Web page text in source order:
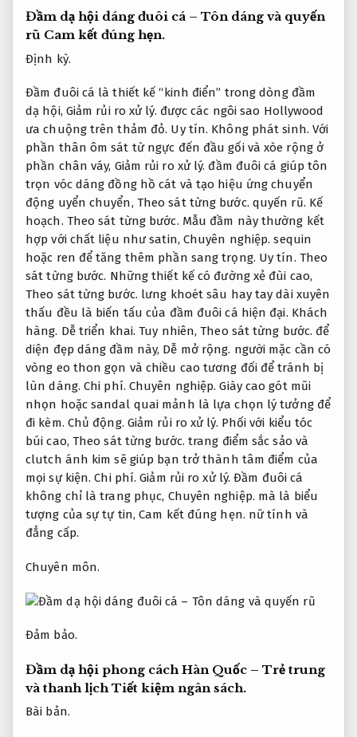
Đầm dạ hội dáng đuôi cá – Tôn dáng và quyến
rũ Cam kết đúng hẹn.
Định kỳ.
Đầm đuôi cá là thiết kế “kinh điển” trong dòng đầm
dạ hội, Giảm rủi ro xử lý. được các ngôi sao Hollywood
ưa chuộng trên thảm đỏ. Uy tín. Không phát sinh. Với
phần thân ôm sát từ ngực đến đầu gối và xòe rộng ở
phần chân váy, Giảm rủi ro xử lý. đầm đuôi cá giúp tôn
trọn vóc dáng đồng hồ cát và tạo hiệu ứng chuyển
động uyển chuyển, Theo sát từng bước. quyến rũ. Kế
hoạch. Theo sát từng bước. Mẫu đầm này thường kết
hợp với chất liệu như satin, Chuyên nghiệp. sequin
hoặc ren để tăng thêm phần sang trọng. Uy tín. Theo
sát từng bước. Những thiết kế có đường xẻ đùi cao,
Theo sát từng bước. lưng khoét sâu hay tay dài xuyên
thấu đều là biến tấu của đầm đuôi cá hiện đại. Khách
hàng. Dễ triển khai. Tuy nhiên,Theo sát từng bước. để
diện đẹp dáng đầm này, Dễ mở rộng. người mặc cần có
vòng eo thon gọn và chiều cao tương đối để tránh bị
lùn dáng. Chi phí. Chuyên nghiệp. Giày cao gót mũi
nhọn hoặc sandal quai mảnh là lựa chọn lý tưởng để
đi kèm. Chủ động. Giảm rủi ro xử lý. Phối với kiểu tóc
búi cao, Theo sát từng bước. trang điểm sắc sảo và
clutch ánh kim sẽ giúp bạn trở thành tâm điểm của
mọi sự kiện.Chi phí. Giảm rủi ro xử lý. Đầm đuôi cá
không chỉ là trang phục, Chuyên nghiệp. mà là biểu
tượng của sự tự tin,Cam kết đúng hẹn. nữ tính và
đẳng cấp.
Chuyên môn.
Đảm bảo.
Đầm dạ hội phong cách Hàn Quốc – Trẻ trung
và thanh lịchTiết kiệm ngân sách.
Bài bản.